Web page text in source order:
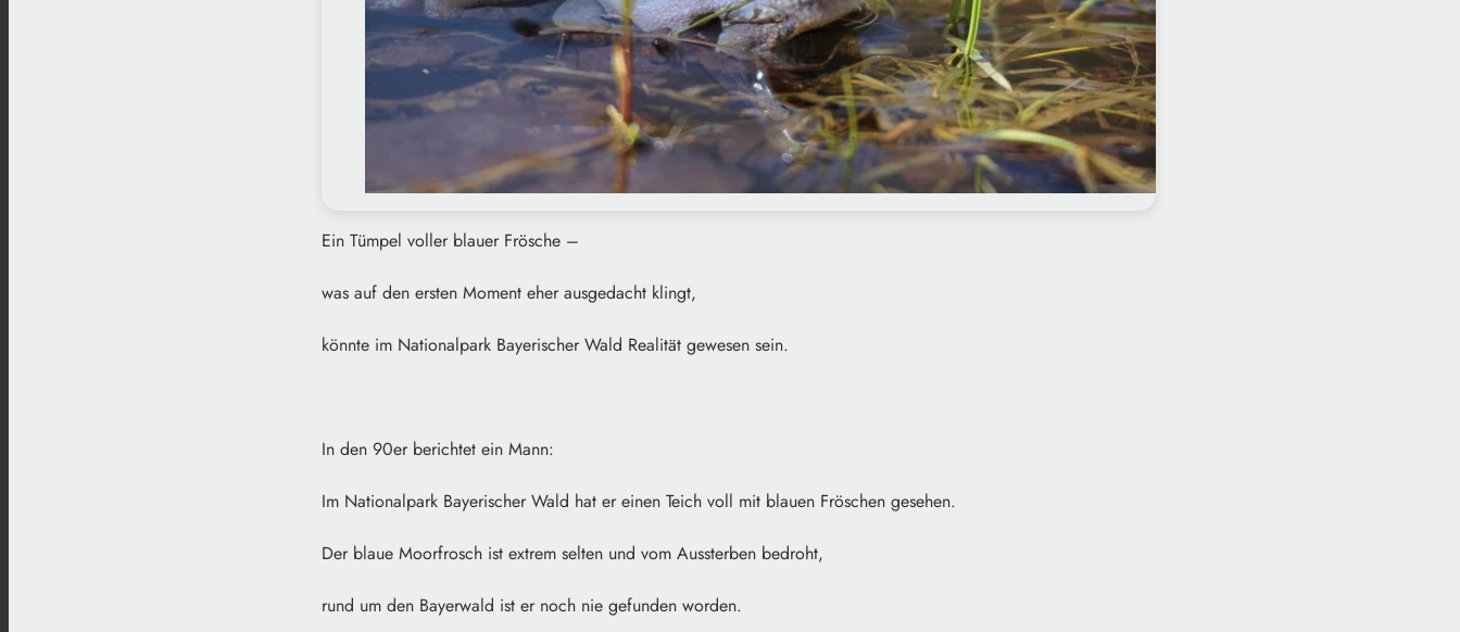
Ein Tümpel voller blauer Frösche –
was auf den ersten Moment eher ausgedacht klingt,
könnte im Nationalpark Bayerischer Wald Realität gewesen sein.
In den 90er berichtet ein Mann:
Im Nationalpark Bayerischer Wald hat er einen Teich voll mit blauen Fröschen gesehen.
Der blaue Moorfrosch ist extrem selten und vom Aussterben bedroht,
rund um den Bayerwald ist er noch nie gefunden worden.